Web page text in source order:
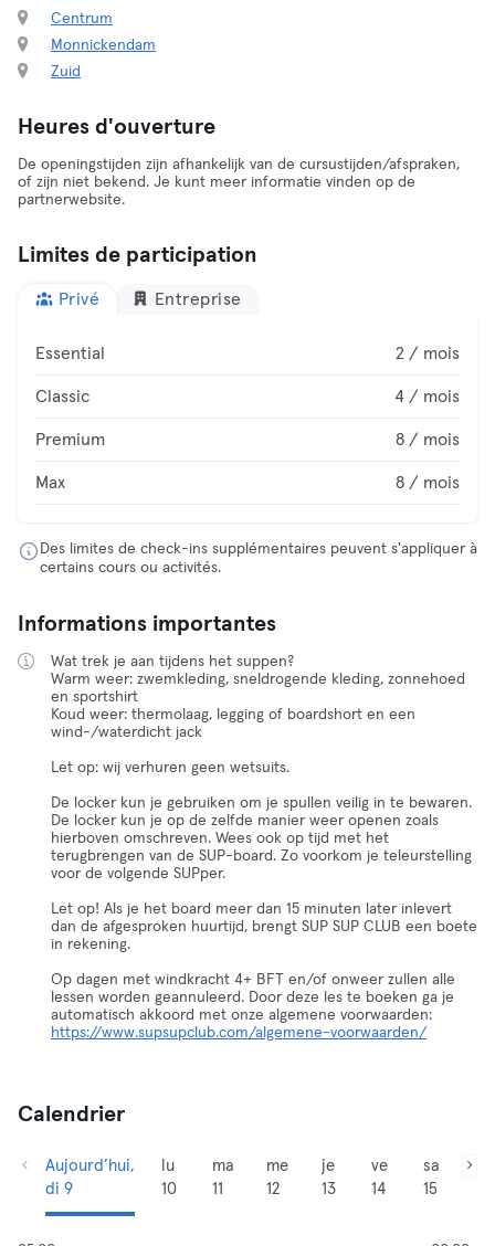
Centrum
Monnickendam
Zuid
Heures d'ouverture
De openingstijden zijn afhankelijk van de cursustijden/afspraken,
of zijn niet bekend. Je kunt meer informatie vinden op de
partnerwebsite.
Limites de participation
Privé Entreprise
Essential 2 / mois
Classic 4 / mois
Premium 8 / mois
Max 8 / mois
Des limites de check-ins supplémentaires peuvent s'appliquer à
certains cours ou activités.
Informations importantes
Wat trek je aan tijdens het suppen?
Warm weer: zwemkleding, sneldrogende kleding, zonnehoed
en sportshirt
Koud weer: thermolaag, legging of boardshort en een
wind-/waterdicht jack
Let op: wij verhuren geen wetsuits.
De locker kun je gebruiken om je spullen veilig in te bewaren.
De locker kun je op de zelfde manier weer openen zoals
hierboven omschreven. Wees ook op tijd met het
terugbrengen van de SUP-board. Zo voorkom je teleurstelling
voor de volgende SUPper.
Let op! Als je het board meer dan 15 minuten later inlevert
dan de afgesproken huurtijd, brengt SUP SUP CLUB een boete
in rekening.
Op dagen met windkracht 4+ BFT en/of onweer zullen alle
lessen worden geannuleerd. Door deze les te boeken ga je
automatisch akkoord met onze algemene voorwaarden:
https://www.supsupclub.com/algemene-voorwaarden/
Calendrier
Aujourd’hui,
di 9
lu
10
ma
11
me
12
je
13
ve
14
sa
15